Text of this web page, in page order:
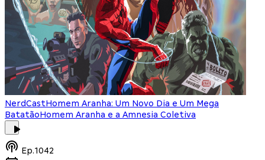
NerdCastHomem Aranha: Um Novo Dia e Um Mega
BatatãoHomem Aranha e a Amnesia Coletiva
Ep.1042